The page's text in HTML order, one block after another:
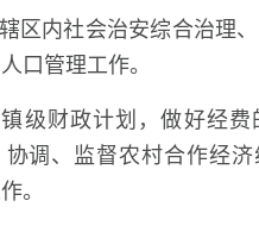
区内社会治安综合治理
口管理工作。
级财政计划，做好经
调、监督农村合作经
。